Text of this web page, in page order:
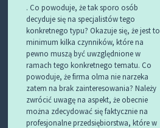
. Co powoduje, że tak sporo osób
decyduje się na specjalistów tego
konkretnego typu? Okazuje się, że jest to
minimum kilka czynników, które na
pewno muszą być uwzględnione w
ramach tego konkretnego tematu. Co
powoduje, że firma olma nie narzeka
zatem na brak zainteresowania? Należy
zwrócić uwagę na aspekt, że obecnie
można zdecydować się faktycznie na
profesjonalne przedsiębiorstwa, które w